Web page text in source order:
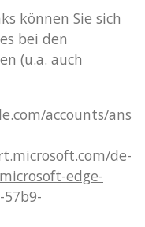
können Sie sich
bei den
(u.a. auch
accounts/ans
de-
edge-
57b9-